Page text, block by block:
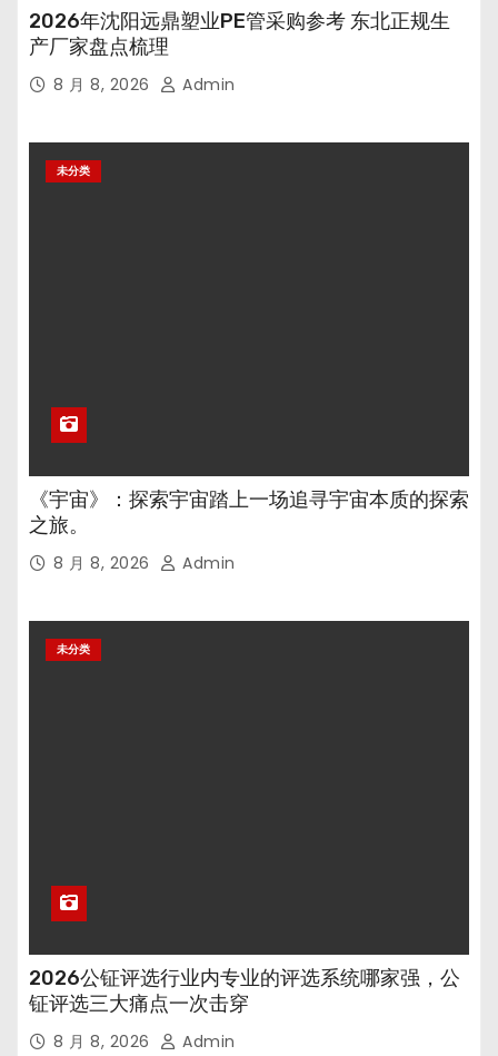
2026年沈阳远鼎塑业PE管采购参考 东北正规生
产厂家盘点梳理
8 月 8, 2026 Admin
未分类
《宇宙》：探索宇宙踏上一场追寻宇宙本质的探索
之旅。
8 月 8, 2026 Admin
未分类
2026公钲评选行业内专业的评选系统哪家强，公
钲评选三大痛点一次击穿
8 月 8, 2026 Admin